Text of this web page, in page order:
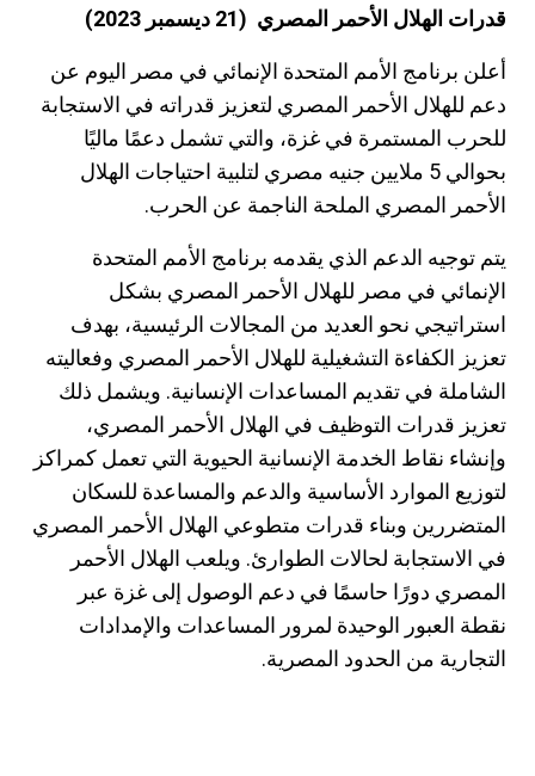
قدرات الهلال الأحمر المصري (21 ديسمبر 2023)
أعلن برنامج الأمم المتحدة الإنمائي في مصر اليوم عن
دعم للهلال الأحمر المصري لتعزيز قدراته في الاستجابة
للحرب المستمرة في غزة، والتي تشمل دعمًا ماليًا
بحوالي 5 ملايين جنيه مصري لتلبية احتياجات الهلال
الأحمر المصري الملحة الناجمة عن الحرب.
يتم توجيه الدعم الذي يقدمه برنامج الأمم المتحدة
الإنمائي في مصر للهلال الأحمر المصري بشكل
استراتيجي نحو العديد من المجالات الرئيسية، بهدف
تعزيز الكفاءة التشغيلية للهلال الأحمر المصري وفعاليته
الشاملة في تقديم المساعدات الإنسانية. ويشمل ذلك
تعزيز قدرات التوظيف في الهلال الأحمر المصري،
وإنشاء نقاط الخدمة الإنسانية الحيوية التي تعمل كمراكز
لتوزيع الموارد الأساسية والدعم والمساعدة للسكان
المتضررين وبناء قدرات متطوعي الهلال الأحمر المصري
في الاستجابة لحالات الطوارئ. ويلعب الهلال الأحمر
المصري دورًا حاسمًا في دعم الوصول إلى غزة عبر
نقطة العبور الوحيدة لمرور المساعدات والإمدادات
التجارية من الحدود المصرية.